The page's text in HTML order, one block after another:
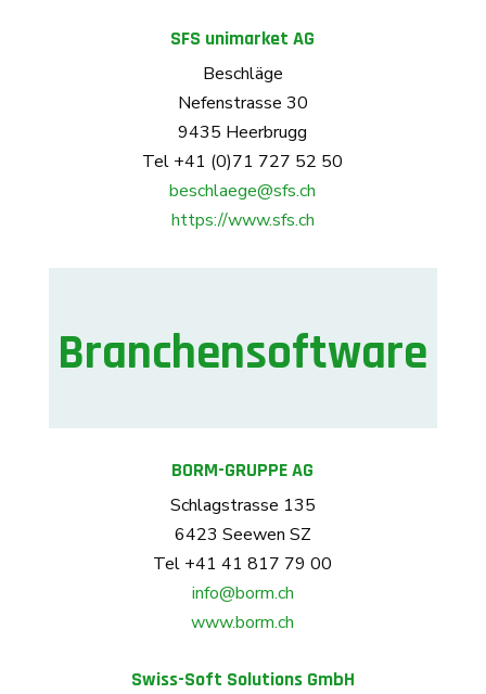
SFS unimarket AG
Beschläge
Nefenstrasse 30
9435 Heerbrugg
Tel +41 (0)71 727 52 50
beschlaege@sfs.ch
https://www.sfs.ch
Branchensoftware
BORM-GRUPPE AG
Schlagstrasse 135
6423 Seewen SZ
Tel +41 41 817 79 00
info@borm.ch
www.borm.ch
Swiss-Soft Solutions GmbH